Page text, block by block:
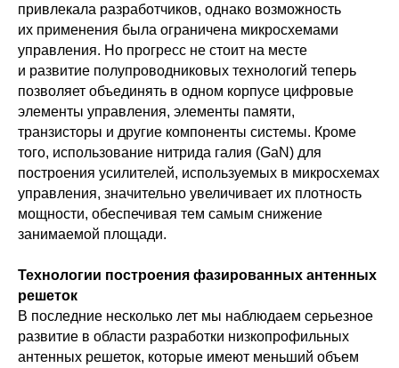
привлекала разработчиков, однако возможность
их применения была ограничена микросхемами
управления. Но прогресс не стоит на месте
и развитие полупроводниковых технологий теперь
позволяет объединять в одном корпусе цифровые
элементы управления, элементы памяти,
транзисторы и другие компоненты системы. Кроме
того, использование нитрида галия (GaN) для
построения усилителей, используемых в микросхемах
управления, значительно увеличивает их плотность
мощности, обеспечивая тем самым снижение
занимаемой площади.
Технологии построения фазированных антенных
решеток
В последние несколько лет мы наблюдаем серьезное
развитие в области разработки низкопрофильных
антенных решеток, которые имеют меньший объем